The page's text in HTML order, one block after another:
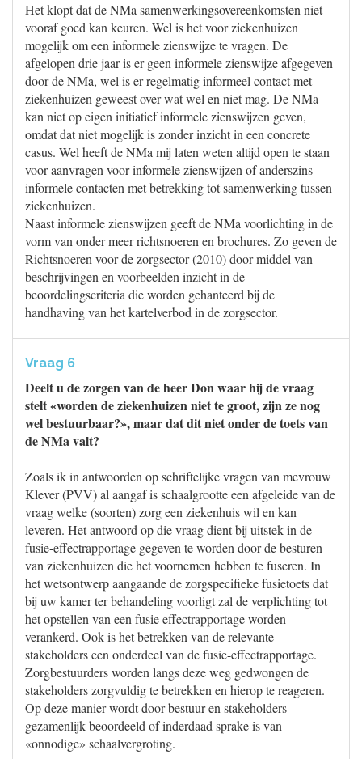
Het klopt dat de NMa samenwerkingsovereenkomsten niet
vooraf goed kan keuren. Wel is het voor ziekenhuizen
mogelijk om een informele zienswijze te vragen. De
afgelopen drie jaar is er geen informele zienswijze afgegeven
door de NMa, wel is er regelmatig informeel contact met
ziekenhuizen geweest over wat wel en niet mag. De NMa
kan niet op eigen initiatief informele zienswijzen geven,
omdat dat niet mogelijk is zonder inzicht in een concrete
casus. Wel heeft de NMa mij laten weten altijd open te staan
voor aanvragen voor informele zienswijzen of anderszins
informele contacten met betrekking tot samenwerking tussen
ziekenhuizen.
Naast informele zienswijzen geeft de NMa voorlichting in de
vorm van onder meer richtsnoeren en brochures. Zo geven de
Richtsnoeren voor de zorgsector (2010) door middel van
beschrijvingen en voorbeelden inzicht in de
beoordelingscriteria die worden gehanteerd bij de
handhaving van het kartelverbod in de zorgsector.
Vraag 6
Deelt u de zorgen van de heer Don waar hij de vraag
stelt «worden de ziekenhuizen niet te groot, zijn ze nog
wel bestuurbaar?», maar dat dit niet onder de toets van
de NMa valt?
Zoals ik in antwoorden op schriftelijke vragen van mevrouw
Klever (PVV) al aangaf is schaalgrootte een afgeleide van de
vraag welke (soorten) zorg een ziekenhuis wil en kan
leveren. Het antwoord op die vraag dient bij uitstek in de
fusie-effectrapportage gegeven te worden door de besturen
van ziekenhuizen die het voornemen hebben te fuseren. In
het wetsontwerp aangaande de zorgspecifieke fusietoets dat
bij uw kamer ter behandeling voorligt zal de verplichting tot
het opstellen van een fusie effectrapportage worden
verankerd. Ook is het betrekken van de relevante
stakeholders een onderdeel van de fusie-effectrapportage.
Zorgbestuurders worden langs deze weg gedwongen de
stakeholders zorgvuldig te betrekken en hierop te reageren.
Op deze manier wordt door bestuur en stakeholders
gezamenlijk beoordeeld of inderdaad sprake is van
«onnodige» schaalvergroting.